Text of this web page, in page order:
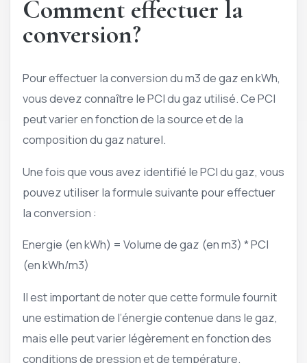
Comment effectuer la
conversion?
Pour effectuer la conversion du m3 de gaz en kWh,
vous devez connaître le PCI du gaz utilisé. Ce PCI
peut varier en fonction de la source et de la
composition du gaz naturel.
Une fois que vous avez identifié le PCI du gaz, vous
pouvez utiliser la formule suivante pour effectuer
la conversion :
Energie (en kWh) = Volume de gaz (en m3) * PCI
(en kWh/m3)
Il est important de noter que cette formule fournit
une estimation de l’énergie contenue dans le gaz,
mais elle peut varier légèrement en fonction des
conditions de pression et de température.